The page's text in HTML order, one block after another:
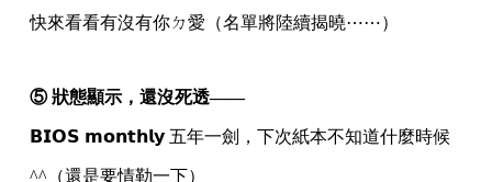
快來看看有沒有你ㄉ愛（名單將陸續揭曉⋯⋯）
⑤ 狀態顯示，還沒死透——
𝗕𝗜𝗢𝗦 𝗺𝗼𝗻𝘁𝗵𝗹𝘆 五年一劍，下次紙本不知道什麼時候
^^（還是要情勒一下）